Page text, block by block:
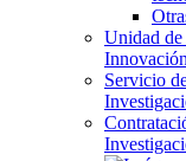
Unidad
Servicio